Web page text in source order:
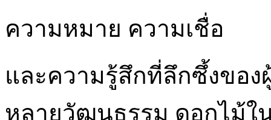
ความหมาย ความเชื่อ
และความรู้สึกที่ลึกซึ้งขอ
หลายวัฒนธรรม ดอกไม้ใ